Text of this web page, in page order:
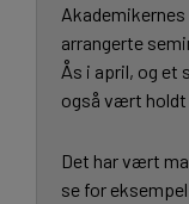
arrangerte
Ås i april, og et
også vært holdt
Det har vært
se for eksempel